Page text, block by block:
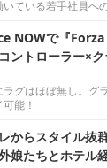
ている若手社員へ
NOWで『
ントローラー×
ラグはほぼ無し。グ
能！
からスタイル抜
娘たちとホテル